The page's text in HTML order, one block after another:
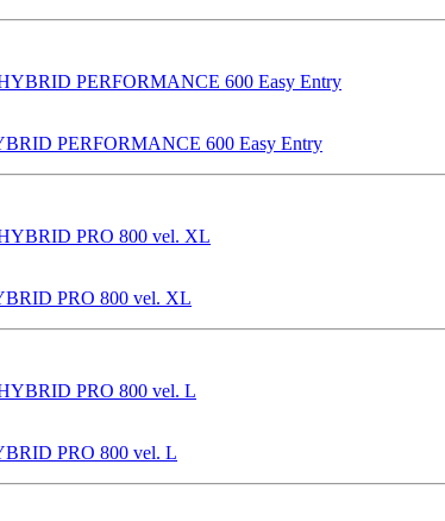
PERFORMANCE 600 Easy Entry
PRO 800 vel. XL
PRO 800 vel. L